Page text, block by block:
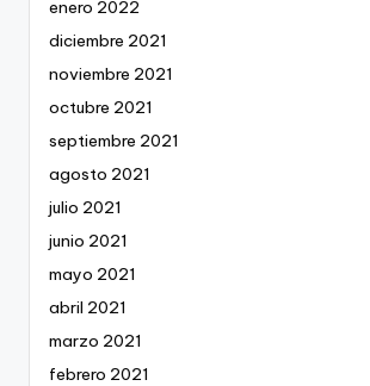
enero 2022
diciembre 2021
noviembre 2021
octubre 2021
septiembre 2021
agosto 2021
julio 2021
junio 2021
mayo 2021
abril 2021
marzo 2021
febrero 2021